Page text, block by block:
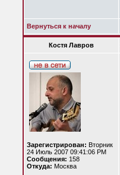
Вернуться к началу
Костя Лавров
Зарегистрирован: Вторник
24 Июль 2007 09:41:06 PM
Сообщения: 158
Откуда: Москва